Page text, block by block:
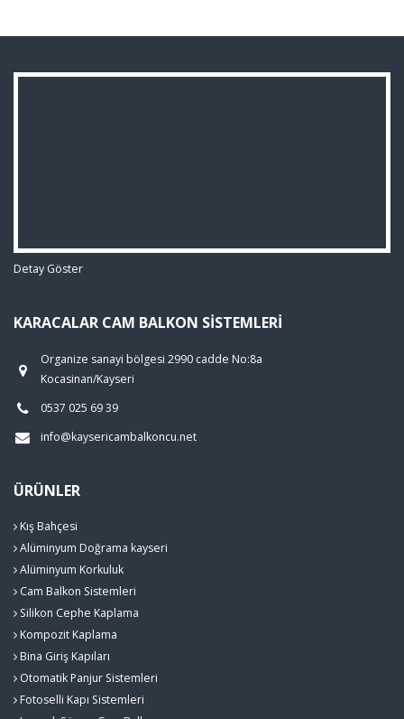
Detay Göster
KARACALAR CAM BALKON SISTEMLERI
Organize sanayi bölgesi 2990 cadde No:8a
Kocasinan/Kayseri
0537 025 69 39
info@kaysericambalkoncu.net
ÜRÜNLER
Kış Bahçesi
Alüminyum Doğrama kayseri
Alüminyum Korkuluk
Cam Balkon Sistemleri
Silikon Cephe Kaplama
Kompozit Kaplama
Bina Giriş Kapıları
Otomatik Panjur Sistemleri
Fotoselli Kapı Sistemleri